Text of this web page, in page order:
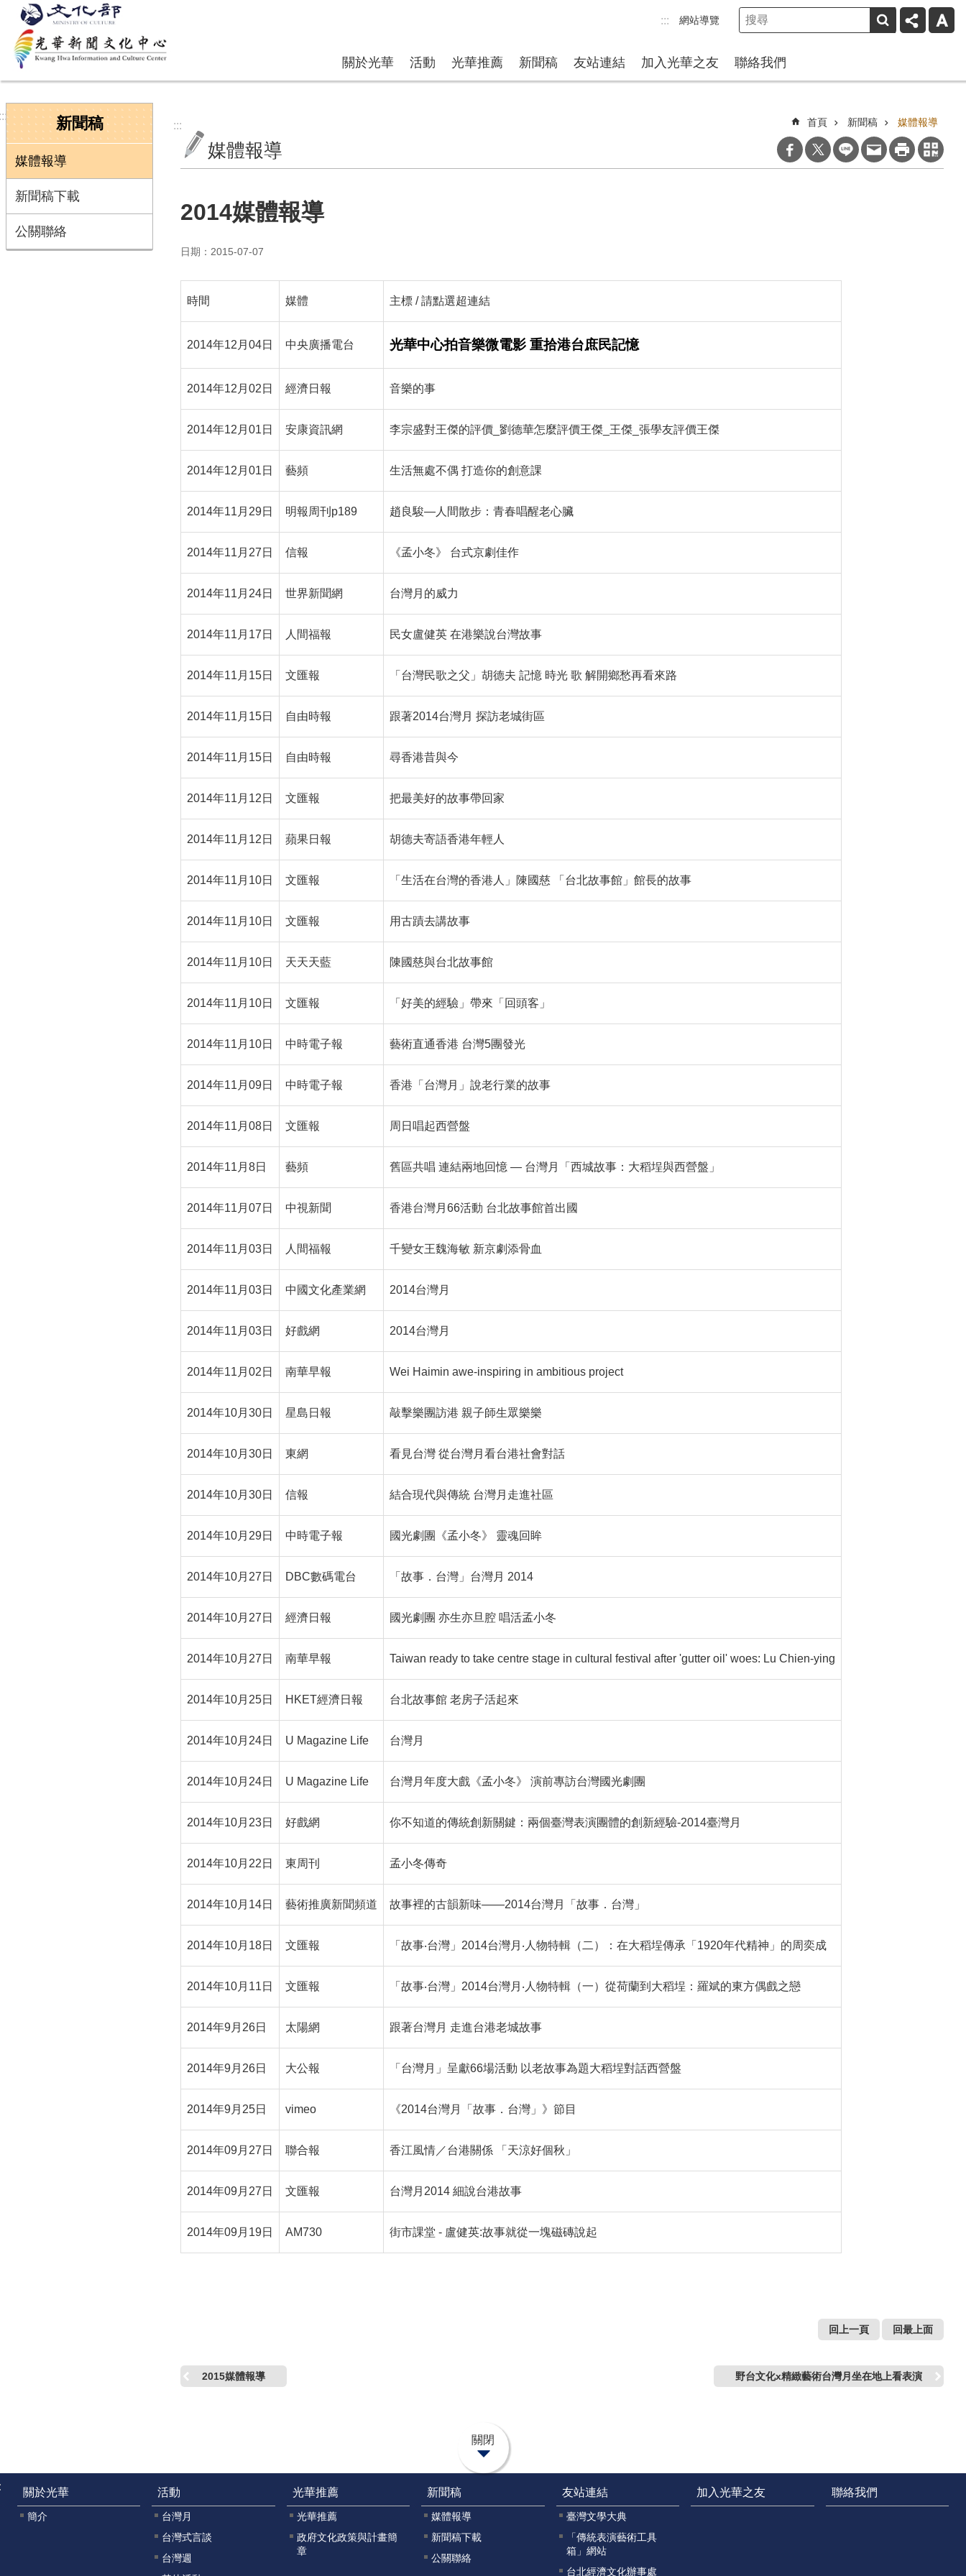
跳到主要內容區塊
::: 網站導覽
關於光華 活動 光華推薦 新聞稿 友站連結 加入光華之友 聯絡我們
新聞稿
媒體報導
新聞稿下載
公關聯絡
::: 首頁 新聞稿 媒體報導
媒體報導
2014媒體報導
日期：2015-07-07
時間 媒體 主標 / 請點選超連結
2014年12月04日 中央廣播電台 光華中心拍音樂微電影 重拾港台庶民記憶
2014年12月02日 經濟日報 音樂的事
2014年12月01日 安康資訊網 李宗盛對王傑的評價_劉德華怎麼評價王傑_王傑_張學友評價王傑
2014年12月01日 藝頻 生活無處不偶 打造你的創意課
2014年11月29日 明報周刊p189 趙良駿—人間散步：青春唱醒老心臟
2014年11月27日 信報 《孟小冬》 台式京劇佳作
2014年11月24日 世界新聞網 台灣月的威力
2014年11月17日 人間福報 民女盧健英 在港樂說台灣故事
2014年11月15日 文匯報 「台灣民歌之父」胡德夫 記憶 時光 歌 解開鄉愁再看來路
2014年11月15日 自由時報 跟著2014台灣月 探訪老城街區
2014年11月15日 自由時報 尋香港昔與今
2014年11月12日 文匯報 把最美好的故事帶回家
2014年11月12日 蘋果日報 胡德夫寄語香港年輕人
2014年11月10日 文匯報 「生活在台灣的香港人」陳國慈 「台北故事館」館長的故事
2014年11月10日 文匯報 用古蹟去講故事
2014年11月10日 天天天藍 陳國慈與台北故事館
2014年11月10日 文匯報 「好美的經驗」帶來「回頭客」
2014年11月10日 中時電子報 藝術直通香港 台灣5團發光
2014年11月09日 中時電子報 香港「台灣月」說老行業的故事
2014年11月08日 文匯報 周日唱起西營盤
2014年11月8日 藝頻 舊區共唱 連結兩地回憶 — 台灣月「西城故事：大稻埕與西營盤」
2014年11月07日 中視新聞 香港台灣月66活動 台北故事館首出國
2014年11月03日 人間福報 千變女王魏海敏 新京劇添骨血
2014年11月03日 中國文化產業網 2014台灣月
2014年11月03日 好戲網 2014台灣月
2014年11月02日 南華早報 Wei Haimin awe-inspiring in ambitious project
2014年10月30日 星島日報 敲擊樂團訪港 親子師生眾樂樂
2014年10月30日 東網 看見台灣 從台灣月看台港社會對話
2014年10月30日 信報 結合現代與傳統 台灣月走進社區
2014年10月29日 中時電子報 國光劇團《孟小冬》 靈魂回眸
2014年10月27日 DBC數碼電台 「故事．台灣」台灣月 2014
2014年10月27日 經濟日報 國光劇團 亦生亦旦腔 唱活孟小冬
2014年10月27日 南華早報 Taiwan ready to take centre stage in cultural festival after 'gutter oil' woes: Lu Chien-ying
2014年10月25日 HKET經濟日報 台北故事館 老房子活起來
2014年10月24日 U Magazine Life 台灣月
2014年10月24日 U Magazine Life 台灣月年度大戲《孟小冬》 演前專訪台灣國光劇團
2014年10月23日 好戲網 你不知道的傳統創新關鍵：兩個臺灣表演團體的創新經驗-2014臺灣月
2014年10月22日 東周刊 孟小冬傳奇
2014年10月14日 藝術推廣新聞頻道 故事裡的古韻新味——2014台灣月「故事．台灣」
2014年10月18日 文匯報 「故事‧台灣」2014台灣月‧人物特輯（二）：在大稻埕傳承「1920年代精神」的周奕成
2014年10月11日 文匯報 「故事‧台灣」2014台灣月‧人物特輯（一）從荷蘭到大稻埕：羅斌的東方偶戲之戀
2014年9月26日 太陽網 跟著台灣月 走進台港老城故事
2014年9月26日 大公報 「台灣月」呈獻66場活動 以老故事為題大稻埕對話西營盤
2014年9月25日 vimeo 《2014台灣月「故事．台灣」》節目
2014年09月27日 聯合報 香江風情／台港關係 「天涼好個秋」
2014年09月27日 文匯報 台灣月2014 細說台港故事
2014年09月19日 AM730 街市課堂 - 盧健英:故事就從一塊磁磚說起
回上一頁 回最上面
2015媒體報導 野台文化x精緻藝術台灣月坐在地上看表演
關閉
關於光華
簡介
活動
台灣月
台灣式言談
台灣週
光華推薦
光華推薦
政府文化政策與計畫簡
章
新聞稿
媒體報導
新聞稿下載
公關聯絡
友站連結
臺灣文學大典
「傳統表演藝術工具
箱」網站
台北經濟文化辦事處
加入光華之友 聯絡我們